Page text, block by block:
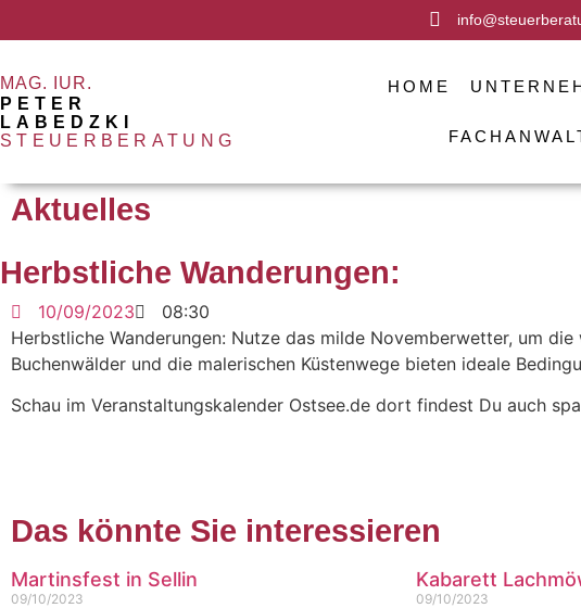
MAG. IUR.
PETER
LABEDZKI
STEUERBERATUNG
HOME
Aktuelles
Herbstliche Wanderungen:
10/09/2023
08:30
Herbstliche Wanderungen: Nutze das milde Novemberwetter, um
Buchenwälder und die malerischen Küstenwege bieten ideale
Schau im Veranstaltungskalender Ostsee.de dort findest Du auch
Das könnte Sie interessieren
Martinsfest in Sellin
09/10/2023
Kabarett
09/10/2023